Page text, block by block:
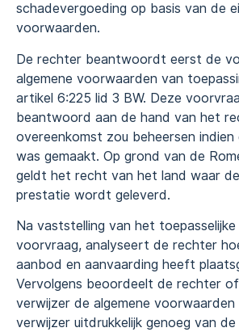
schadevergoeding op basis van de
voorwaarden.
De rechter beantwoordt eerst de
algemene voorwaarden van
artikel 6:225 lid 3 BW. Deze
beantwoord aan de hand van het
overeenkomst zou beheersen indien
was gemaakt. Op grond van de
geldt het recht van het land waar
prestatie wordt geleverd.
Na vaststelling van het
voorvraag, analyseert de rechter
aanbod en aanvaarding heeft
Vervolgens beoordeelt de rechter
verwijzer de algemene
verwijzer uitdrukkelijk genoeg van